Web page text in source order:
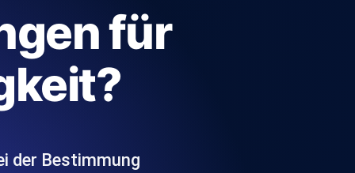
Probes aus 25+ Standorten.
es tun.
APIs
Kostenloses JMeter Test Skript-Validierungstool
API-Statusprüfer
Core Web Vitals Checker
Liste kostenloser Web-Tools
für
der Bestimmung